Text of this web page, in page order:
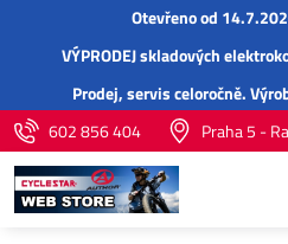
Otevřeno od
VÝPRODEJ skladových
Prodej,servisceloročně.
602 856 404
Praha 5 -